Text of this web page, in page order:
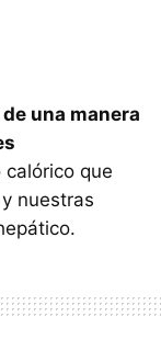
una manera
que
nuestras